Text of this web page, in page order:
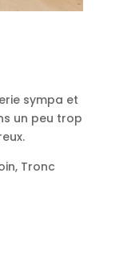
sympa et
un peu trop
Tronc